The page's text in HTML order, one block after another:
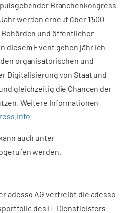
Branchenkongress
werden erneut über 1‘500
und öffentlichen
diesem Event gehen jährlich
organisatorischen und
Digitalisierung von Staat und
gleichzeitig die Chancen der
Weitere Informationen
auch unter
werden.
adesso AG vertreibt die adesso
des IT-Dienstleisters